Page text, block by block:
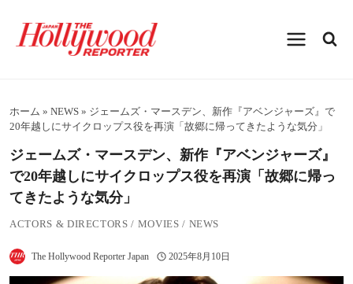
プホーム » NEWS » ジェームズ・マースデン、新作『アベンジャーズ』で
20年越しにサイクロップス役を再演「故郷に帰ってきたような気分」
ジェームズ・マースデン、新作『アベンジャーズ』
で20年越しにサイクロップス役を再演「故郷に帰っ
てきたような気分」
ACTORS & DIRECTORS / MOVIES / NEWS
The Hollywood Reporter Japan 2025年8月10日